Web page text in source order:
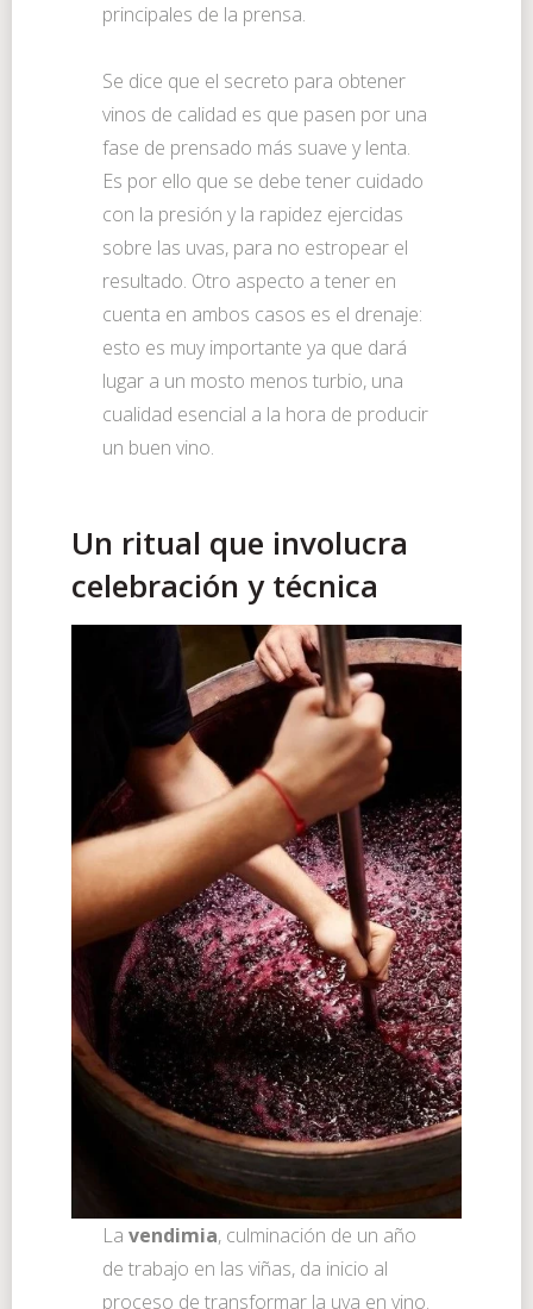
principales de la prensa.
Se dice que el secreto para obtener
vinos de calidad es que pasen por una
fase de prensado más suave y lenta.
Es por ello que se debe tener cuidado
con la presión y la rapidez ejercidas
sobre las uvas, para no estropear el
resultado. Otro aspecto a tener en
cuenta en ambos casos es el drenaje:
esto es muy importante ya que dará
lugar a un mosto menos turbio, una
cualidad esencial a la hora de producir
un buen vino.
Un ritual que involucra
celebración y técnica
Lavendimia, culminación de un año
de trabajo en las viñas, da inicio al
proceso de transformar la uva en vino.